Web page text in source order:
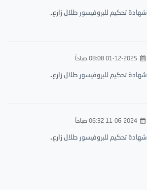
شهادة تحكيم للبروفيسور طلال زارع..
01-12-2025 08:08 صباحاً
شهادة تحكيم للبروفيسور طلال زارع..
11-06-2024 06:32 صباحاً
شهادة تحكيم للبروفيسور طلال زارع..